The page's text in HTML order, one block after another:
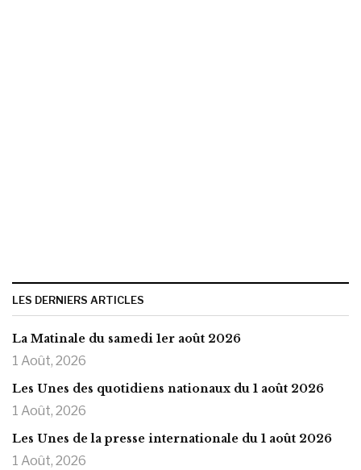
LES DERNIERS ARTICLES
La Matinale du samedi 1er août 2026
1 Août, 2026
Les Unes des quotidiens nationaux du 1 août 2026
1 Août, 2026
Les Unes de la presse internationale du 1 août 2026
1 Août, 2026